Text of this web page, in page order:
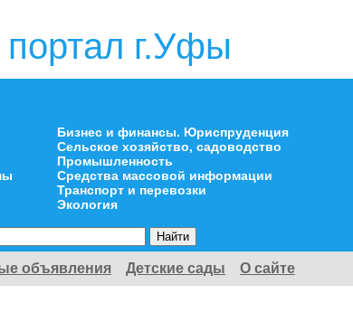
г.Уфы
Бизнес и финансы. Юриспруденция
Сельское хозяйство, садоводство
Промышленность
Средства массовой информации
Транспорт и перевозки
Экология
объявления Детские сады О сайте